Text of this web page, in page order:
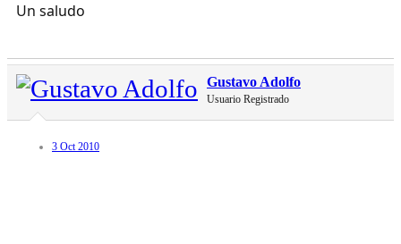
Un saludo
Gustavo Adolfo
Usuario Registrado
3 Oct 2010